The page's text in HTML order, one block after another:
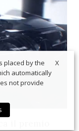
X
placed by the
automatically
not provide